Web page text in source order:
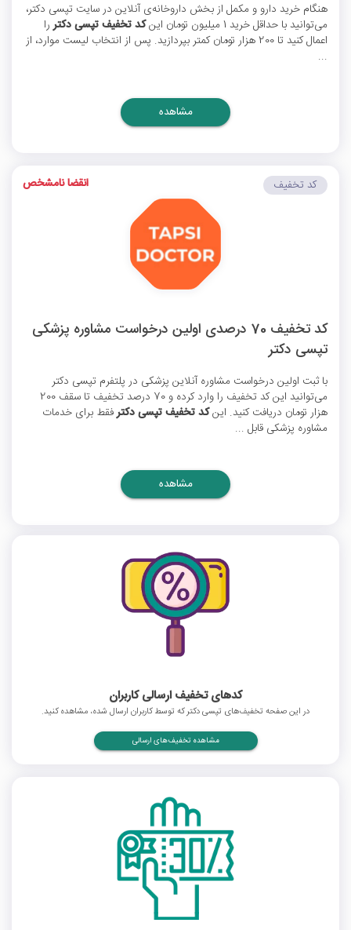
هنگام خرید دارو و مکمل از بخش داروخانه‌ی آنلاین در سایت تپسی دکتر،
می‌توانید با حداقل خرید 1 میلیون تومان این
کد تخفیف تپسی دکتررا
اعمال کنید تا 200 هزار تومان کمتر بپردازید. پس از انتخاب لیست موارد، از
...
مشاهده
کد تخفیف 70 درصدی اولین درخواست مشاوره پزشکی
تپسی دکتر
با ثبت اولین درخواست مشاوره آنلاین پزشکی در پلتفرم تپسی دکتر
می‌توانید اینکد تخفیف
را وارد کرده و 70 درصد تخفیف تا سقف 200
هزار تومان دریافت کنید. اینکد تخفیف تپسی دکترفقط برای خدمات
مشاوره پزشکی قابل ...
کد تخفیف انقضا نامشخص
مشاهده
کدهای تخفیف ارسالی کاربران
در این صفحه تخفیف‌های تپسی دکتر که توسط کاربران ارسال شده، مشاهده کنید.
مشاهده تخفیف‌های ارسالی